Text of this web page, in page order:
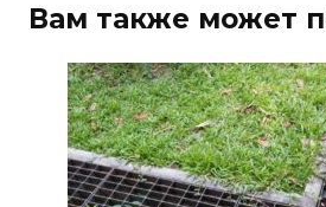
Вам также может